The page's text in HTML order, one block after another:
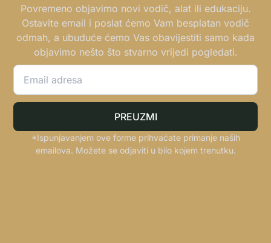
Povremeno objavimo novi vodič, alat ili edukaciju.
Ostavite email i poslat ćemo Vam besplatan vodič
odmah, a ubuduće ćemo Vas obavijestiti samo kada
objavimo nešto što stvarno vrijedi pogledati.
PREUZMI
*Ispunjavanjem ove forme prihvaćate primanje naših
emailova. Možete se odjaviti u bilo kojem trenutku.